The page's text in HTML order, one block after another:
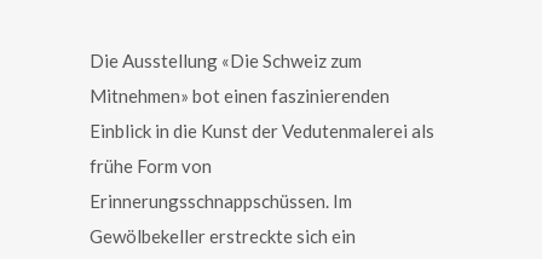
Die Ausstellung «Die Schweiz zum
Mitnehmen» bot einen faszinierenden
Einblick in die Kunst der Vedutenmalerei als
frühe Form von
Erinnerungsschnappschüssen. Im
Gewölbekeller erstreckte sich ein